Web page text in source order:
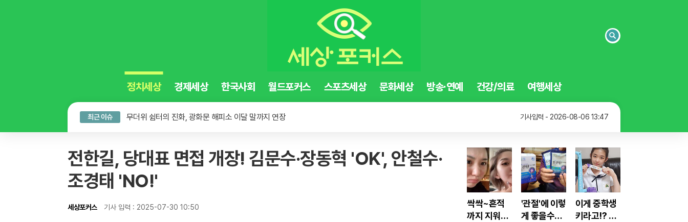
검
정치세상 경제세상 한국사회 월드포커스 스포츠세상 문화세상 방송·연예 건강/의료 여행세상
최근 이슈
뮌헨 제주 상륙 잔치, 무능한 행정에 '찬물'
무더위 쉼터의 진화, 광화문 해피소 이달 말까지 연장 기사입력 - 2026-08-06 13:47
전한길, 당대표 면접 개장! 김문수·장동혁 'OK', 안철수·
조경태 'NO!'
세상포커스 기사 입력 : 2025-07-30 10:50
싹싹~흔적
까지 지워주
'관절'에 이렇
게 좋을수가!
이게 중학생
키라고!? 폭